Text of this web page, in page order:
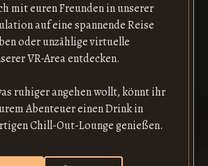
mit euren Freunden in unserer
auf eine spannende Reise
oder unzählige virtuelle
VR-Area entdecken.
ruhiger angehen wollt, könnt ihr
Abenteuer einen Drink in
Chill-Out-Lounge genießen.